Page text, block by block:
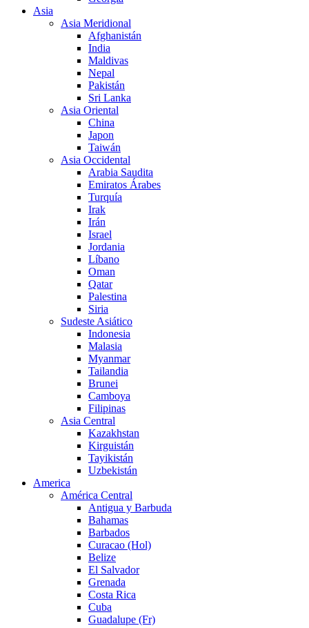
Asia
Asia Meridional
Afghanistán
India
Maldivas
Nepal
Pakistán
Sri Lanka
Asia Oriental
China
Japon
Taiwán
Asia Occidental
Arabia Saudita
Emiratos Árabes
Turquía
Irak
Irán
Israel
Jordania
Líbano
Oman
Qatar
Palestina
Siria
Sudeste Asiático
Indonesia
Malasia
Myanmar
Tailandia
Brunei
Camboya
Filipinas
Asia Central
Kazakhstan
Kirguistán
Tayikistán
Uzbekistán
America
América Central
Antigua y Barbuda
Bahamas
Barbados
Curacao (Hol)
Belize
El Salvador
Grenada
Costa Rica
Cuba
Guadalupe (Fr)